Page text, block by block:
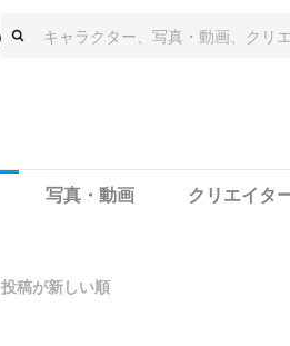
写真・動画 クリエイタ
投稿が新しい順